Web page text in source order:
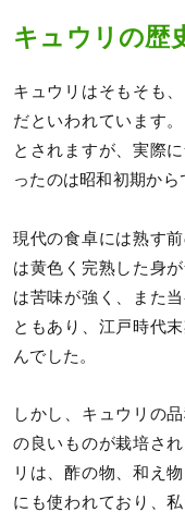
キュウリの歴
キュウリはそもそも
だといわれています
とされますが、実際
ったのは昭和初期から
現代の食卓には熟す
は黄色く完熟した身
は苦味が強く、また
ともあり、江戸時代
んでした。
しかし、キュウリの
の良いものが栽培さ
リは、酢の物、和え
にも使われており、